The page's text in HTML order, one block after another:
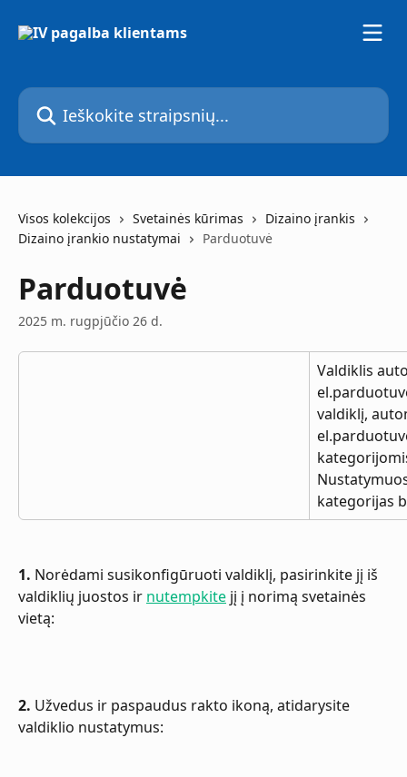
Ieškokite straipsnių...
Visos kolekcijos Svetainės kūrimas
Dizaino įrankis
Dizaino įrankio nustatymai
Parduotuvė
Parduotuvė
2025 m. rugpjūčio 26 d.
Valdiklis
valdiklį,
kategorijas
1. Norėdami susikonfigūruoti valdiklį, pasirinkite jį iš
valdiklių juostos ir nutempkite jį į norimą svetainės
vietą:
2. Užvedus ir paspaudus rakto ikoną, atidarysite
valdiklio nustatymus: